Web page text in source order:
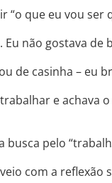
“o que eu vou ser
Eu não gostava de
de casinha – eu
e achava
busca pelo
com a reflexão